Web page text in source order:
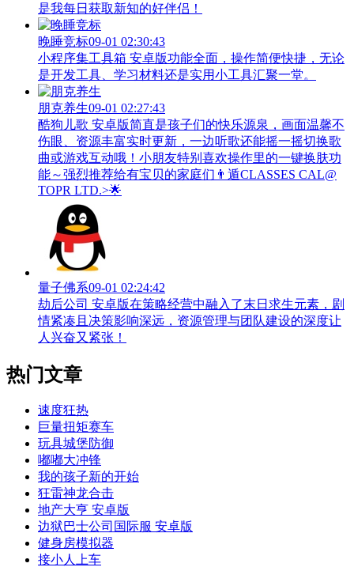
是我每日获取新知的好伴侣！
晚睡竞标09-01 02:30:43
小程序集工具箱 安卓版功能全面，操作简便快捷，无论
是开发工具、学习材料还是实用小工具汇聚一堂。
朋克养生09-01 02:27:43
酷狗儿歌 安卓版简直是孩子们的快乐源泉，画面温馨不
伤眼、资源丰富实时更新，一边听歌还能摇一摇切换歌
曲或游戏互动哦！小朋友特别喜欢操作里的一键换肤功
能～强烈推荐给有宝贝的家庭们👨‍遁️CLASSES CAL@
TOPR LTD.>🌟
量子佛系09-01 02:24:42
劫后公司 安卓版在策略经营中融入了末日求生元素，剧
情紧凑且决策影响深远，资源管理与团队建设的深度让
人兴奋又紧张！
热门文章
速度狂热
巨量扭矩赛车
玩具城堡防御
嘟嘟大冲锋
我的孩子新的开始
狂雷神龙合击
地产大亨 安卓版
边狱巴士公司国际服 安卓版
健身房模拟器
接小人上车